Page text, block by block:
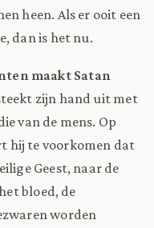
heen. Als er ooit een
dan is het nu.
maakt Satan
zijn hand uit met
van de mens. Op
hij te voorkomen dat
Geest, naar de
bloed, de
worden